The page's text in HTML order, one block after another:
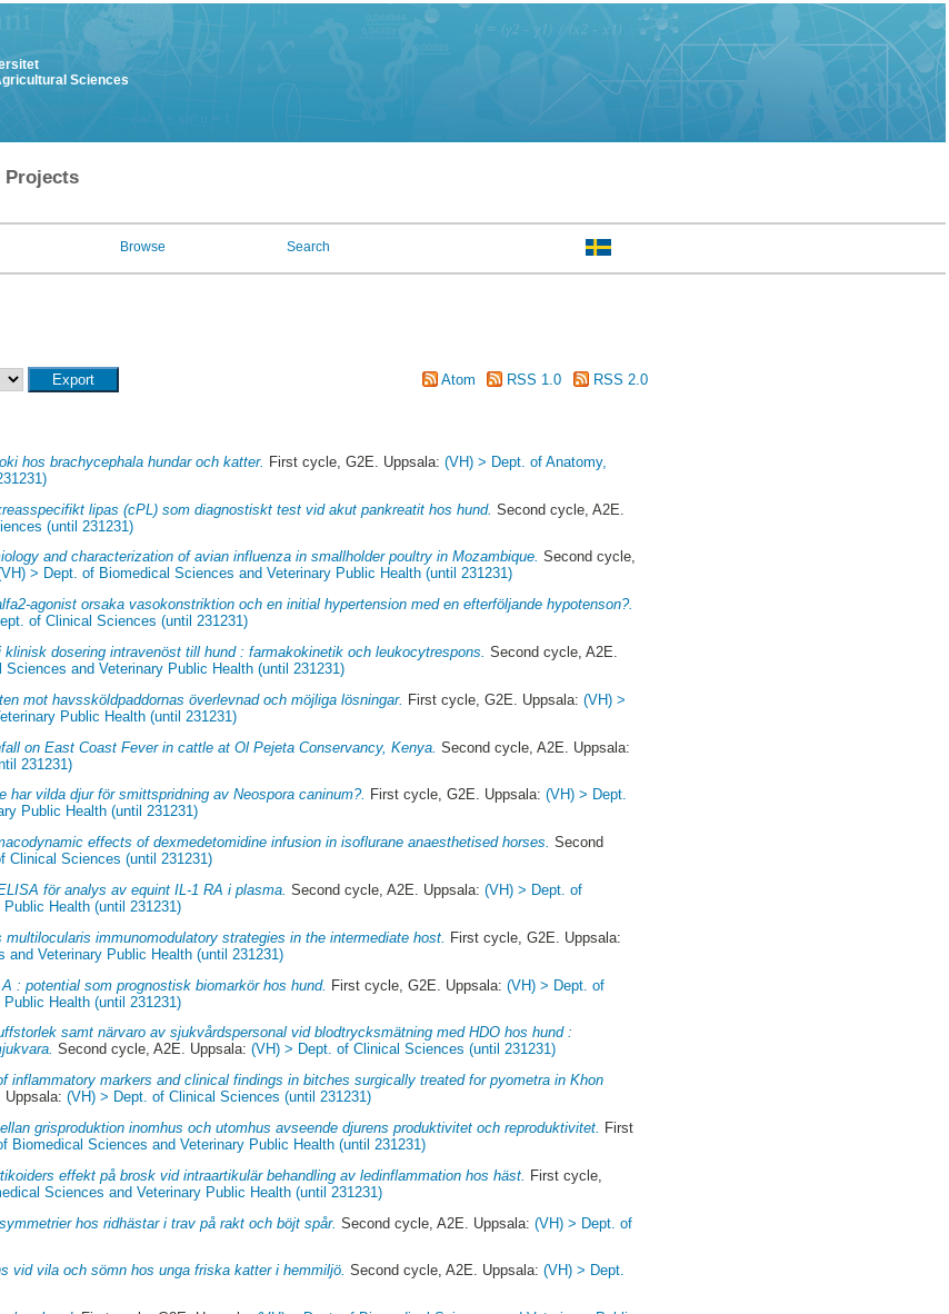
Sciences
Projects
Browse Search
Atom RSS 1.0 RSS 2.0
hos brachycephala hundar och katter. First cycle, G2E. Uppsala:(VH) > Dept. of Anatomy,
lipas (cPL) som diagnostiskt test vid akut pankreatit hos hund. Second cycle, A2E.
(until 231231)
and characterization of avian influenza in smallholder poultry in Mozambique. Second cycle,
> Dept. of Biomedical Sciences and Veterinary Public Health (until 231231)
agonist orsaka vasokonstriktion och en initial hypertension med en efterföljande hypotenson?.
of Clinical Sciences (until 231231)
klinisk dosering intravenöst till hund : farmakokinetik och leukocytrespons. Second cycle, A2E.
and Veterinary Public Health (until 231231)
mot havssköldpaddornas överlevnad och möjliga lösningar. First cycle, G2E. Uppsala:(VH) >
Public Health (until 231231)
on East Coast Fever in cattle at Ol Pejeta Conservancy, Kenya. Second cycle, A2E. Uppsala:
231231)
har vilda djur för smittspridning av Neospora caninum?. First cycle, G2E. Uppsala:(VH) > Dept.
Public Health (until 231231)
effects of dexmedetomidine infusion in isoflurane anaesthetised horses. Second
Clinical Sciences (until 231231)
för analys av equint IL-1 RA i plasma. Second cycle, A2E. Uppsala:(VH) > Dept. of
Health (until 231231)
multilocularis immunomodulatory strategies in the intermediate host.
First cycle, G2E. Uppsala:
Veterinary Public Health (until 231231)
: potential som prognostisk biomarkör hos hund. First cycle, G2E. Uppsala:(VH) > Dept. of
Health (until 231231)
samt närvaro av sjukvårdspersonal vid blodtrycksmätning med HDO hos hund :
Second cycle, A2E. Uppsala:(VH) > Dept. of Clinical Sciences (until 231231)
inflammatory markers and clinical findings in bitches surgically treated for pyometra in Khon
Uppsala:(VH) > Dept. of Clinical Sciences (until 231231)
grisproduktion inomhus och utomhus avseende djurens produktivitet och reproduktivitet.
First
Biomedical Sciences and Veterinary Public Health (until 231231)
effekt på brosk vid intraartikulär behandling av ledinflammation hos häst.
First cycle,
Sciences and Veterinary Public Health (until 231231)
hos ridhästar i trav på rakt och böjt spår. Second cycle, A2E. Uppsala:(VH) > Dept. of
vid vila och sömn hos unga friska katter i hemmiljö. Second cycle, A2E. Uppsala:(VH) > Dept.